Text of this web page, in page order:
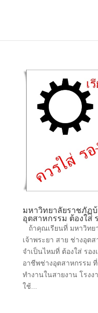
มหาวิทยาลัยราชภัฏบ้
อุตสาหกรรม ต้องใส่
ถ้าคุณเรียนที่ มหาวิทย
เจ้าพระยา สาย ช่างอุต
จำเป็นไหมที่ ต้องใส่ รอ
อาชีพช่างอุตสาหกรรม
ทำงานในสายงาน โรง
ใช้...